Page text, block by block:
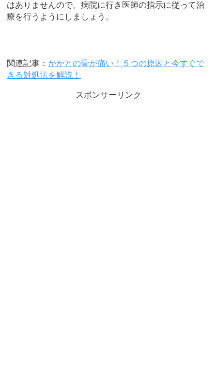
はありませんので、病院に行き医師の指示に従って治
療を行うようにしましょう。
関連記事： かかとの骨が痛い！５つの原因と今すぐで
きる対処法を解説！
スポンサーリンク